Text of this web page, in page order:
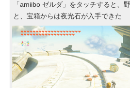
「amiibo ゼルダ」をタッチすると、
と、宝箱からは夜光石が入手できた